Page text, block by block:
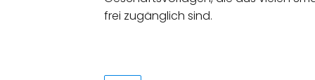
frei zugänglich sind.